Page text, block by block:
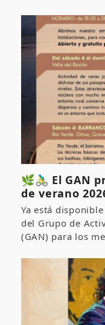
🌿🚴‍♂️ El GAN
de verano
Ya está
del Grupo de
(GAN) para los